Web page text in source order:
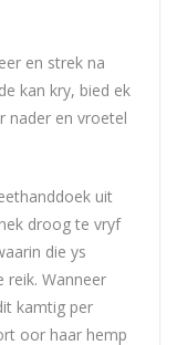
en strek na
kan kry, bied ek
nader en vroetel
uit
droog te vryf
die ys
reik. Wanneer
kamtig per
oor haar hemp